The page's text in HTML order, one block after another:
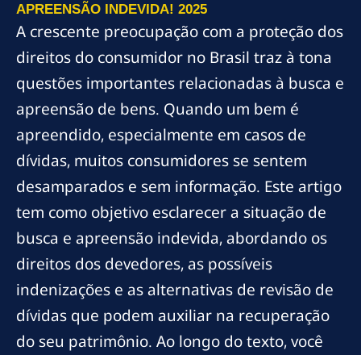
APREENSÃO INDEVIDA! 2025
A crescente preocupação com a proteção dos
direitos do consumidor no Brasil traz à tona
questões importantes relacionadas à busca e
apreensão de bens. Quando um bem é
apreendido, especialmente em casos de
dívidas, muitos consumidores se sentem
desamparados e sem informação. Este artigo
tem como objetivo esclarecer a situação de
busca e apreensão indevida, abordando os
direitos dos devedores, as possíveis
indenizações e as alternativas de revisão de
dívidas que podem auxiliar na recuperação
do seu patrimônio. Ao longo do texto, você